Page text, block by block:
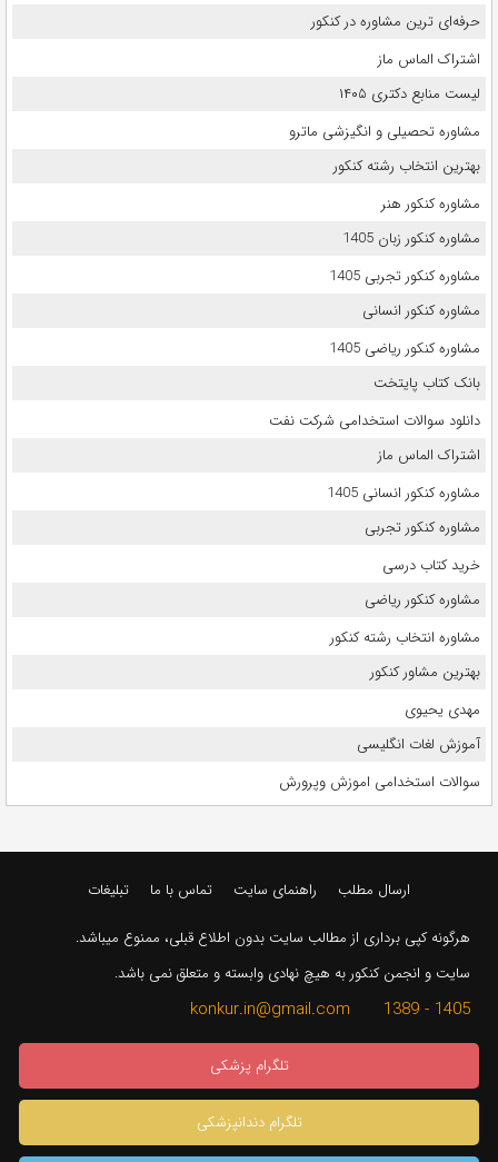
حرفه‌ای ترین مشاوره در کنکور
اشتراک الماس ماز
لیست منابع دکتری ۱۴۰۵
مشاوره تحصیلی و انگیزشی ماترو
بهترین انتخاب رشته کنکور
مشاوره کنکور هنر
مشاوره کنکور زبان 1405
مشاوره کنکور تجربی 1405
مشاوره کنکور انسانی
مشاوره کنکور ریاضی 1405
بانک کتاب پایتخت
دانلود سوالات استخدامی شرکت نفت
اشتراک الماس ماز
مشاوره کنکور انسانی 1405
مشاوره کنکور تجربی
خرید کتاب درسی
مشاوره کنکور ریاضی
مشاوره انتخاب رشته کنکور
بهترین مشاور کنکور
مهدی یحیوی
آموزش لغات انگلیسی
سوالات استخدامی اموزش وپرورش
ارسال مطلب راهنمای سایت تماس با ما تبلیغات
هرگونه کپی برداری از مطالب سایت بدون اطلاع قبلی، ممنوع میباشد.
سایت و انجمن کنکور به هیچ نهادی وابسته و متعلق نمی باشد.
1405 - 1389 konkur.in@gmail.com
تلگرام پزشکی
تلگرام دندانپزشکی